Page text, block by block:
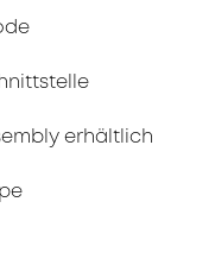
erhältlich